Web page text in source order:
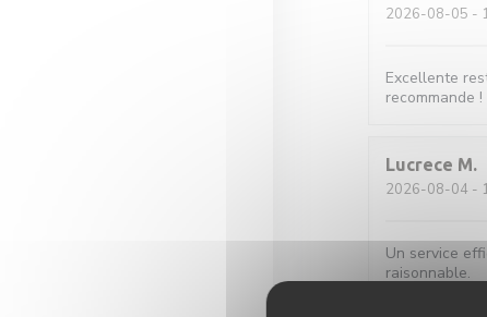
2026-08-05 -
Excellente
recommande !
Lucrece M
2026-08-04 -
Un service
raisonnable.